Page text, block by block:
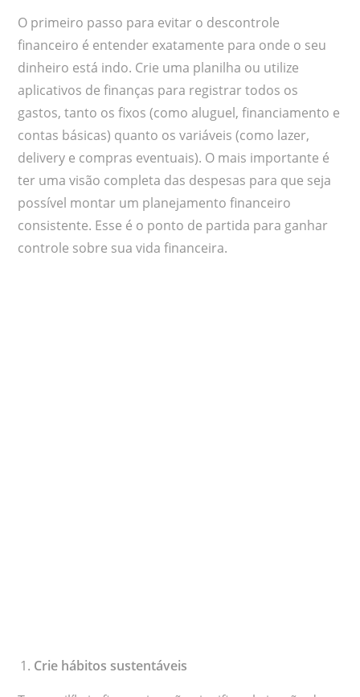
O primeiro passo para evitar o descontrole
financeiro é entender exatamente para onde o seu
dinheiro está indo. Crie uma planilha ou utilize
aplicativos de finanças para registrar todos os
gastos, tanto os fixos (como aluguel, financiamento e
contas básicas) quanto os variáveis (como lazer,
delivery e compras eventuais). O mais importante é
ter uma visão completa das despesas para que seja
possível montar um planejamento financeiro
consistente. Esse é o ponto de partida para ganhar
controle sobre sua vida financeira.
Crie hábitos sustentáveis